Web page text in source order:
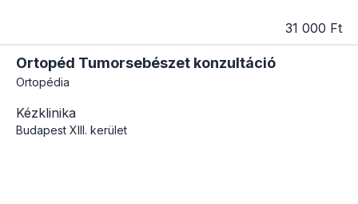
31 000 Ft
Ortopéd Tumorsebészet konzultáció
Ortopédia
Kézklinika
Budapest XIII. kerület